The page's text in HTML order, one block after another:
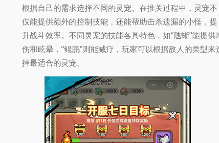
根据自己的需求选择不同的灵宠。在推关过程中，灵宠不
仅能提供额外的控制技能，还能帮助击杀遗漏的小怪，提
升战斗效率。不同灵宠的技能各具特色，如“虺蜥”能提供
伤和眩晕，“鲲鹏”则能减疗，玩家可以根据敌人的类型来
择最适合的灵宠。